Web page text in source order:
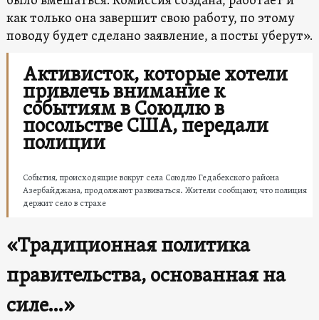
как только она завершит свою работу, по этому
поводу будет сделано заявление, а посты уберут».
Активисток, которые хотели
привлечь внимание к
событиям в Союдлю в
посольстве США, передали
полиции
События, происходящие вокруг села Союдлю Гедабекского района
Азербайджана, продолжают развиваться. Жители сообщают, что полиция
держит село в страхе
«Традиционная политика
правительства, основанная на
силе…»